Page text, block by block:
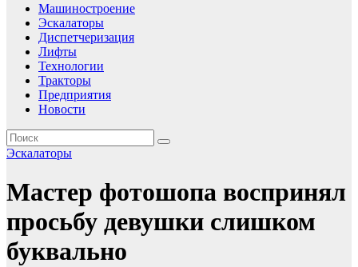
Машиностроение
Эскалаторы
Диспетчеризация
Лифты
Технологии
Тракторы
Предприятия
Новости
Эскалаторы
Мастер фотошопа воспринял
просьбу девушки слишком
буквально